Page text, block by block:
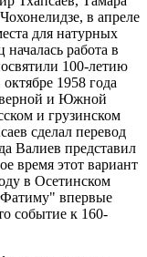
в апреле
для натурных
работа в
100-летию
1958 года
и Южной
и грузинском
сделал перевод
Валиев представил
время этот вариант
в Осетинском
впервые
событие к 160-